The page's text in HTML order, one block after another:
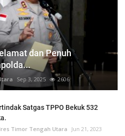
dan Penuh
Sep 3, 2025 2606
Satgas TPPO Bekuk 532
Timor Tengah Utara
Jun 21, 2023